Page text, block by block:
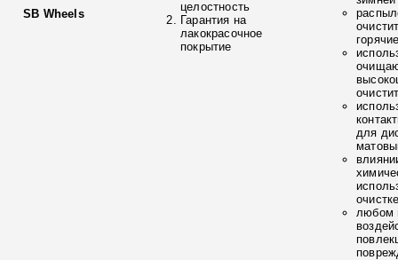
SB Wheels
целостность
Гарантия на
лакокрасочное
покрытие
для
любом